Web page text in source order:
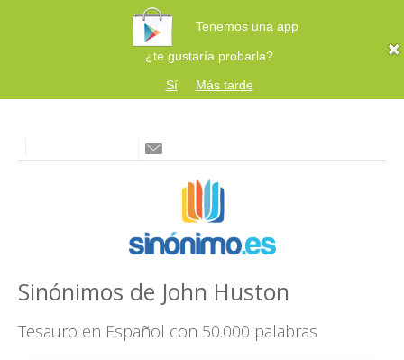
Tenemos una app
¿te gustaría probarla?
Sí
Más tarde
Sinónimos de John Huston
Tesauro en Español con 50.000 palabras